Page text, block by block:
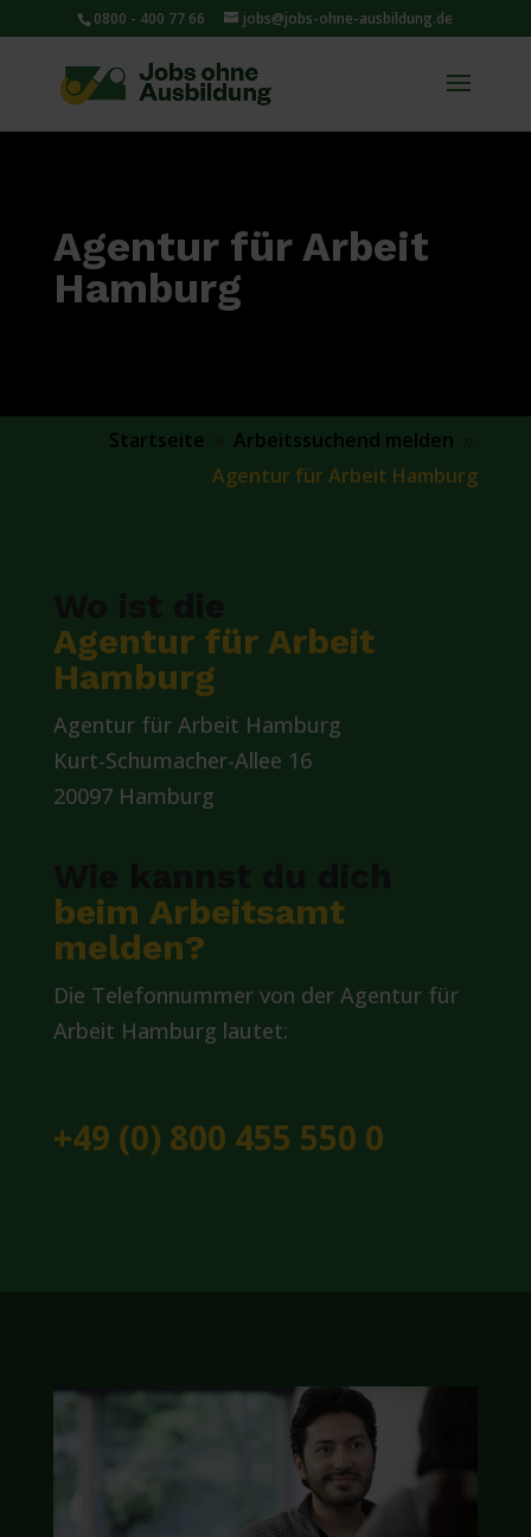
0800 - 400 77 66 jobs@jobs-ohne-ausbildung.de
Agentur für Arbeit
Hamburg
Startseite Arbeitssuchend melden
Agentur für Arbeit Hamburg
Agentur für Arbeit
Hamburg
Agentur für Arbeit Hamburg
Kurt-Schumacher-Allee 16
20097 Hamburg
beim Arbeitsamt
melden?
Die Telefonnummer von der Agentur für
Arbeit Hamburg lautet:
+49 (0) 800 455 550 0